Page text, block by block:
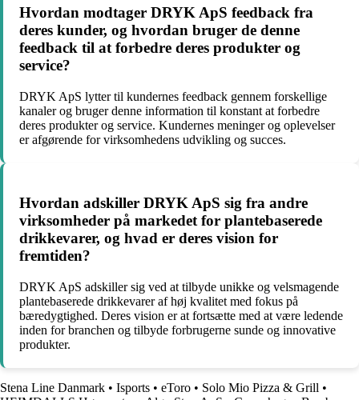
Hvordan modtager DRYK ApS feedback fra
deres kunder, og hvordan bruger de denne
feedback til at forbedre deres produkter og
service?
DRYK ApS lytter til kundernes feedback gennem forskellige
kanaler og bruger denne information til konstant at forbedre
deres produkter og service. Kundernes meninger og oplevelser
er afgørende for virksomhedens udvikling og succes.
Hvordan adskiller DRYK ApS sig fra andre
virksomheder på markedet for plantebaserede
drikkevarer, og hvad er deres vision for
fremtiden?
DRYK ApS adskiller sig ved at tilbyde unikke og velsmagende
plantebaserede drikkevarer af høj kvalitet med fokus på
bæredygtighed. Deres vision er at fortsætte med at være ledende
inden for branchen og tilbyde forbrugerne sunde og innovative
produkter.
Stena Line Danmark • Isports • eToro • Solo Mio Pizza & Grill •